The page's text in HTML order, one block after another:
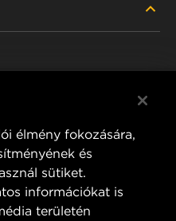
élmény fokozására,
és
sütiket.
információkat is
területén